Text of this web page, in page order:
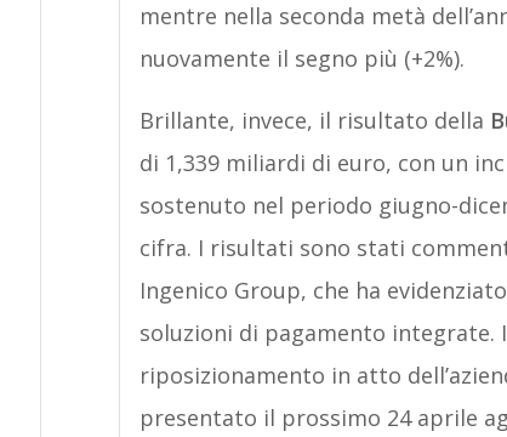
mentre nella seconda metà
nuovamente il segno più (+2%).
Brillante, invece, il risultato della
di 1,339 miliardi di euro, con un
sostenuto nel periodo giugno-
cifra. I risultati sono stati
Ingenico Group, che ha
soluzioni di pagamento integrate.
riposizionamento in atto
presentato il prossimo 24 aprile